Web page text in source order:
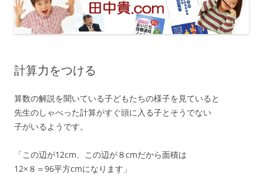
ス
キ
ッ
プ
計算力をつける
算数の解説を聞いている子どもたちの様子を見ていると
先生のしゃべった計算がすぐ頭に入る子とそうでない
子がいるようです。
「この辺が12cm、この辺が８cmだから面積は
12×８＝96平方cmになります」